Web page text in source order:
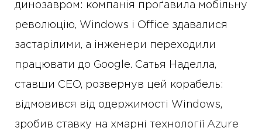
динозавром: компанія проґавила мобільну
революцію, Windows і Office здавалися
застарілими, а інженери переходили
працювати до Google. Сатья Наделла,
ставши CEO, розвернув цей корабель:
відмовився від одержимості Windows,
зробив ставку на хмарні технології Azure